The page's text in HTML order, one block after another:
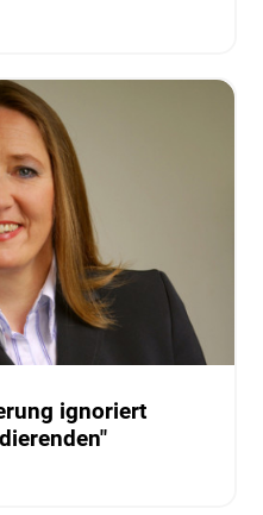
ignoriert